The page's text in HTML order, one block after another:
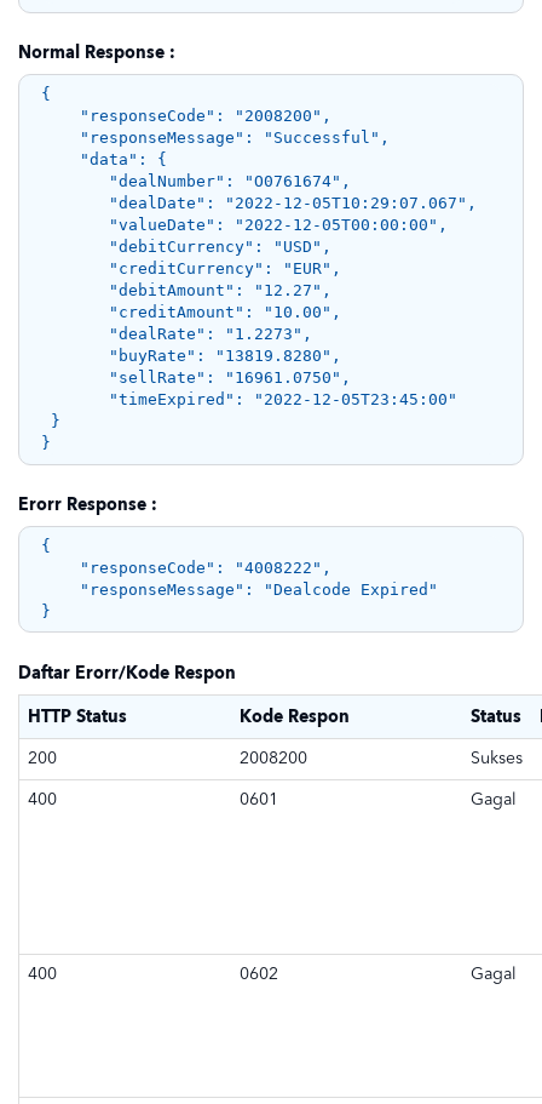
Normal Response :
{
"responseCode": "2008200",
"responseMessage": "Successful",
"data": {
"dealNumber": "O0761674",
"dealDate": "2022-12-05T10:29:07.067",
"valueDate": "2022-12-05T00:00:00",
"debitCurrency": "USD",
"creditCurrency": "EUR",
"debitAmount": "12.27",
"creditAmount": "10.00",
"dealRate": "1.2273",
"buyRate": "13819.8280",
"sellRate": "16961.0750",
"timeExpired": "2022-12-05T23:45:00"
}
Erorr Response :
{
"responseCode": "4008222",
"responseMessage": "Dealcode Expired"
Daftar Erorr/Kode Respon
HTTP Status
Kode Respon Status
200 2008200 Sukses
400 0601 Gagal
400 0602 Gagal